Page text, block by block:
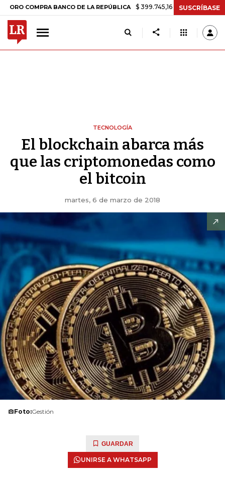
COMPRA BANCO DE LA REPÚBLICA $ 399.745,16 +$ 2.295,71 +0,58%
SUSCRÍBASE
TECNOLOGÍA
El blockchain abarca más
que las criptomonedas como
el bitcoin
martes, 6 de marzo de 2018
Foto:Gestión
GUARDAR
UNIRSE A WHATSAPP